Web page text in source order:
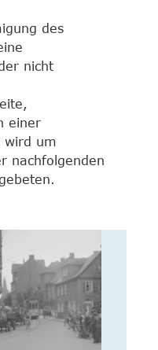
des
nicht
einer
wird um
nachfolgenden